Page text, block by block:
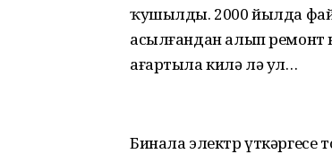
ҡушылды. 2000 йылда
асылғандан алып ремонт
ағартыла килә лә ул…
Бинала электр үткәргесе